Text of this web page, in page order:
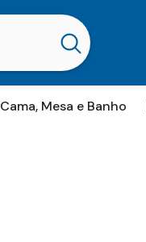
Cama, Mesa e Banho